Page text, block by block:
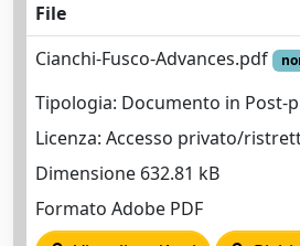
File
Cianchi-Fusco-Advances.pdf
Tipologia: Documento in Post-
Licenza: Accesso privato/
Dimensione 632.81 kB
Formato Adobe PDF